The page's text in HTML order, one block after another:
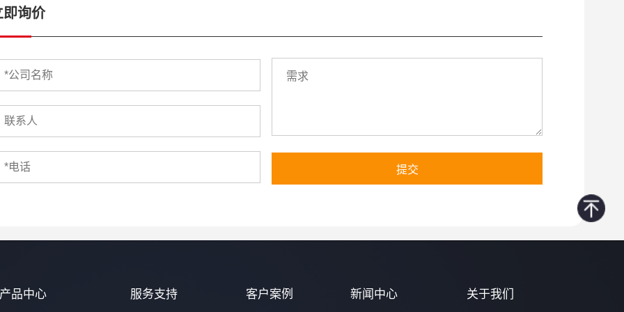
即询价
提交
品中心 服务支持 客户案例 新闻中心 关于我们